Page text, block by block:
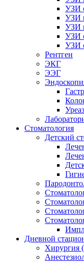
УЗИ
УЗИ
УЗИ
УЗИ
УЗИ
Рентген
ЭКГ
ЭЭГ
Стоматология
Детский
Дневной
Хирургия